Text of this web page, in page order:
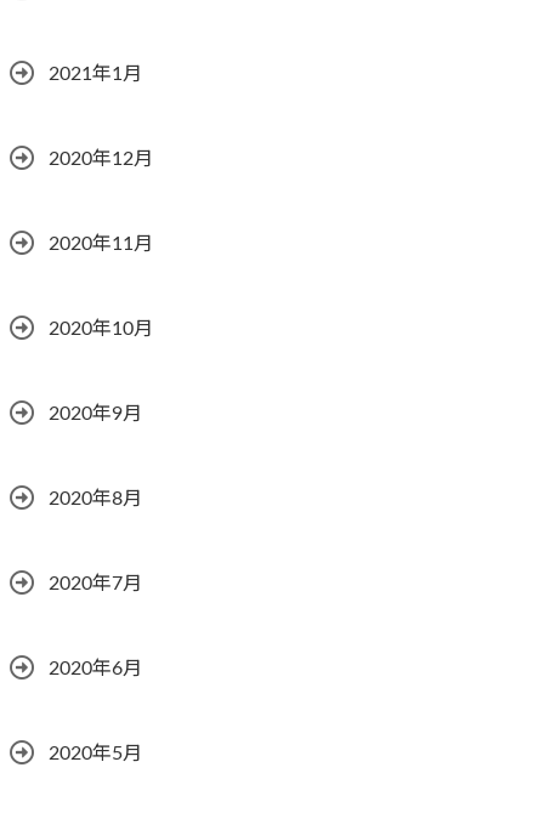
2021年1月
2020年12月
2020年11月
2020年10月
2020年9月
2020年8月
2020年7月
2020年6月
2020年5月